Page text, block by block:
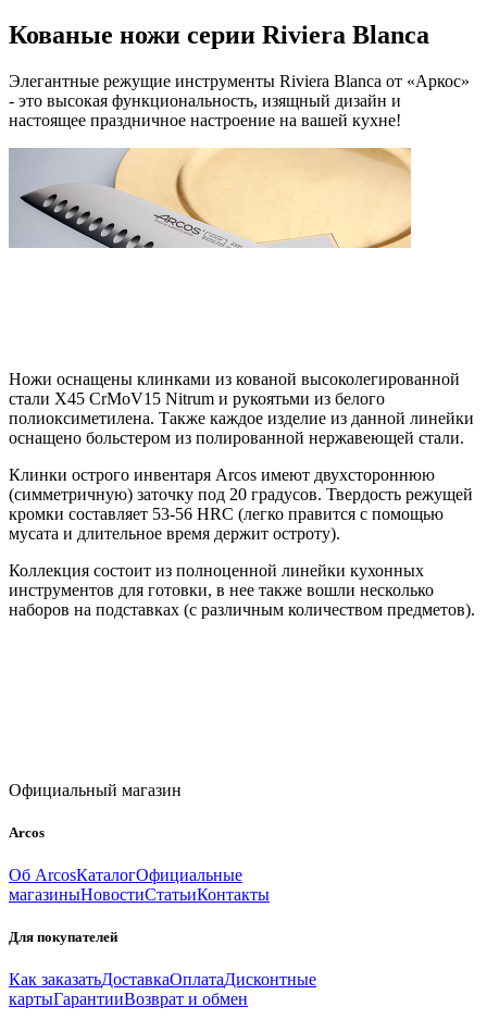
Кованые ножи серии Riviera Blanca
Элегантные режущие инструменты Riviera Blanca от «Аркос»
- это высокая функциональность, изящный дизайн и
настоящее праздничное настроение на вашей кухне!
Ножи оснащены клинками из кованой высоколегированной
стали X45 CrMoV15 Nitrum и рукоятьми из белого
полиоксиметилена. Также каждое изделие из данной линейки
оснащено больстером из полированной нержавеющей стали.
Клинки острого инвентаря Arcos имеют двухстороннюю
(симметричную) заточку под 20 градусов. Твердость режущей
кромки составляет 53-56 HRC (легко правится с помощью
мусата и длительное время держит остроту).
Коллекция состоит из полноценной линейки кухонных
инструментов для готовки, в нее также вошли несколько
наборов на подставках (с различным количеством предметов).
Официальный магазин
Arcos
Об ArcosКаталогОфициальные
магазиныНовостиСтатьиКонтакты
Для покупателей
Как заказатьДоставкаОплатаДисконтные
картыГарантииВозврат и обмен